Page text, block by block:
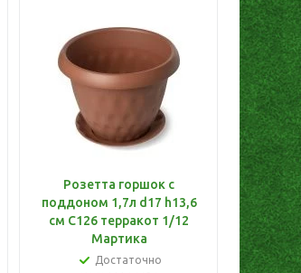
Розетта горшок с
поддоном 1,7л d17 h13,6
см С126 терракот 1/12
Мартика
Достаточно